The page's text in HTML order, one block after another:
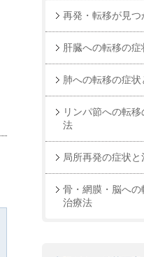
再発・転移が見つ
肝臓への転移の
肺への転移の症
リンパ節への転
法
局所再発の症状と
骨・網膜・脳への
治療法